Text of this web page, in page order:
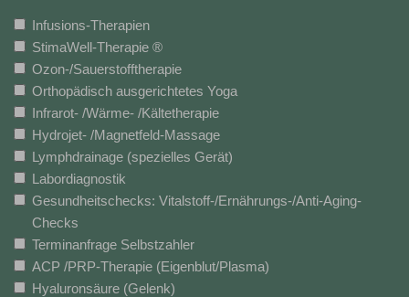
Infusions-Therapien
StimaWell-Therapie ®
Ozon-/Sauerstofftherapie
Orthopädisch ausgerichtetes Yoga
Infrarot- /Wärme- /Kältetherapie
Hydrojet- /Magnetfeld-Massage
Lymphdrainage (spezielles Gerät)
Labordiagnostik
Gesundheitschecks: Vitalstoff-/Ernährungs-/Anti-Aging-
Checks
Terminanfrage Selbstzahler
ACP /PRP-Therapie (Eigenblut/Plasma)
Hyaluronsäure (Gelenk)